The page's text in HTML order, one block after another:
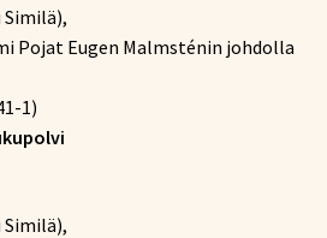
Similä),
Pojat Eugen Malmsténin johdolla
1)
Similä),